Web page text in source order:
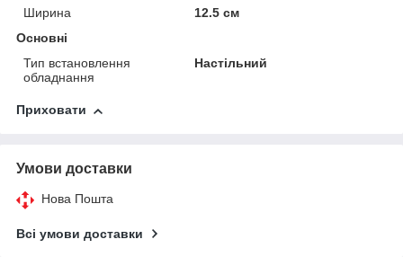
Ширина
12.5 см
Основні
Тип встановлення
обладнання
Настільний
Приховати
Умови доставки
Нова Пошта
Всі умови доставки